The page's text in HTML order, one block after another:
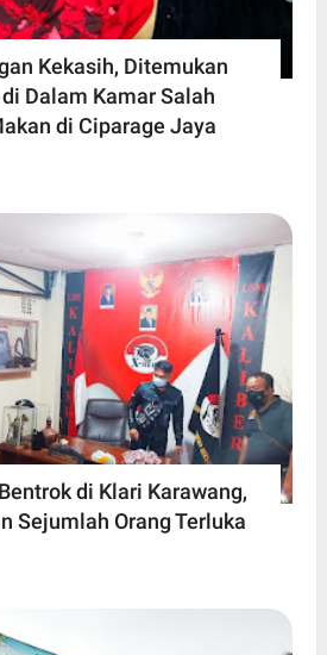
Kekasih, Ditemukan
Dalam Kamar Salah
di Ciparage Jaya
di Klari Karawang,
Sejumlah Orang Terluka